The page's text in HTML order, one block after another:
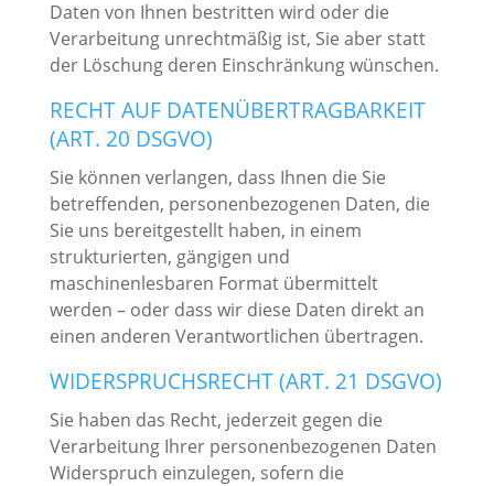
Daten von Ihnen bestritten wird oder die
Verarbeitung unrechtmäßig ist, Sie aber statt
der Löschung deren Einschränkung wünschen.
RECHT AUF DATENÜBERTRAGBARKEIT
(ART. 20 DSGVO)
Sie können verlangen, dass Ihnen die Sie
betreffenden, personenbezogenen Daten, die
Sie uns bereitgestellt haben, in einem
strukturierten, gängigen und
maschinenlesbaren Format übermittelt
werden – oder dass wir diese Daten direkt an
einen anderen Verantwortlichen übertragen.
WIDERSPRUCHSRECHT (ART. 21 DSGVO)
Sie haben das Recht, jederzeit gegen die
Verarbeitung Ihrer personenbezogenen Daten
Widerspruch einzulegen, sofern die